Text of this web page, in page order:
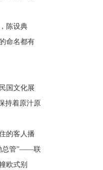
陈设典
命名都有
国文化展
持着原汁原
的客人播
总管”——联
欧式别